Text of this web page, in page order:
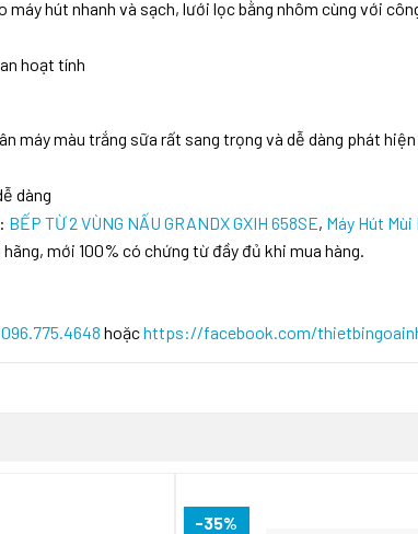
hút nhanh và sạch, lưới lọc bằng nhôm cùng với
hoạt tính
màu trắng sữa rất sang trọng và dễ dàng phát
dàng
BẾP TỪ 2 VÙNG NẤU GRANDX GXIH 658SE, Máy Hút
mới 100% có chứng từ đầy đủ khi mua hàng.
096.775.4648 hoặchttps://facebook.com/
-35%